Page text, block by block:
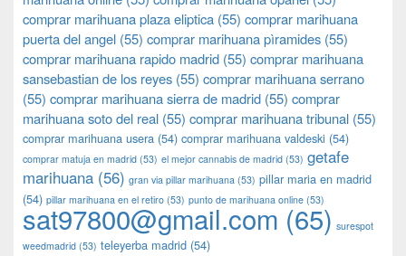
comprar marihuana plaza eliptica (55) comprar marihuana
puerta del angel (55) comprar marihuana pìramides (55)
comprar marihuana rapido madrid (55) comprar marihuana
sansebastian de los reyes (55) comprar marihuana serrano
(55) comprar marihuana sierra de madrid (55) comprar
marihuana soto del real (55) comprar marihuana tribunal (55)
comprar marihuana usera (54) comprar marihuana valdeski (54)
comprar matuja en madrid (53) el mejor cannabis de madrid (53) getafe
marihuana (56) gran via pillar marihuana (53) pillar maria en madrid
(54) pillar marihuana en el retiro (53) punto de marihuana online (53)
sat97800@gmail.com (65) surespot
weedmadrid (53) teleyerba madrid (54)